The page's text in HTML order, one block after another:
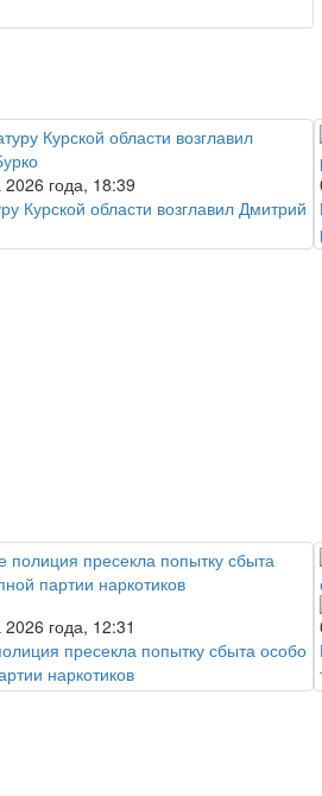
2026 года, 18:39
Курской области возглавил Дмитрий
2026 года, 12:31
пресекла попытку сбыта особо
наркотиков